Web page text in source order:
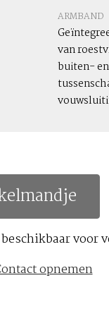
ARMBAND
van
buiten-
voor
opnemen